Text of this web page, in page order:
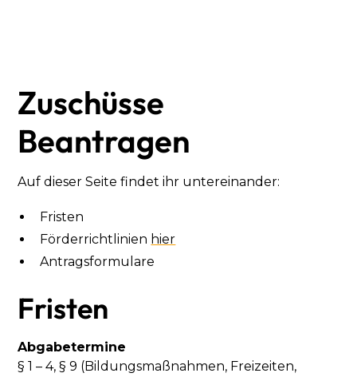
Zuschüsse
Beantragen
Auf dieser Seite findet ihr untereinander:
Fristen
Förderrichtlinien hier
Antragsformulare
Fristen
Abgabetermine
§ 1 – 4, § 9 (Bildungsmaßnahmen, Freizeiten,